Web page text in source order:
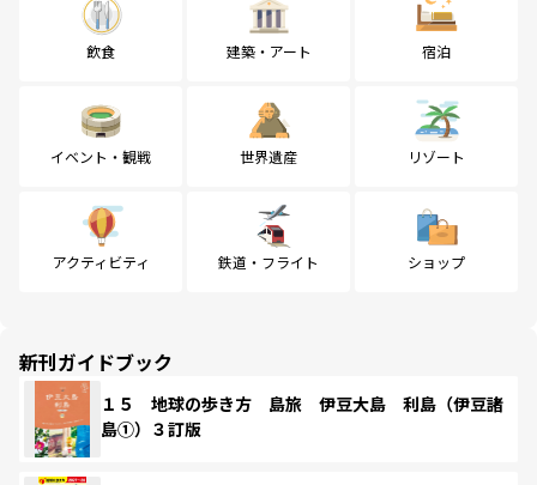
飲食 建築・アート 宿泊
イベント・観戦 世界遺産 リゾート
アクティビティ 鉄道・フライト ショップ
新刊ガイドブック
１５ 地球の歩き方 島旅 伊豆大島 利島（伊豆諸
島①）３訂版